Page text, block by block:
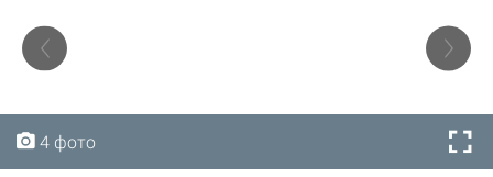
4 фото
4 фото
4 фото
4 фото